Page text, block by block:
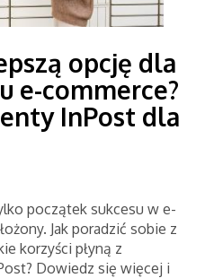
opcję dla
e-commerce?
InPost dla
początek sukcesu w e-
Jak poradzić sobie z
korzyści płyną z
Dowiedz się więcej i